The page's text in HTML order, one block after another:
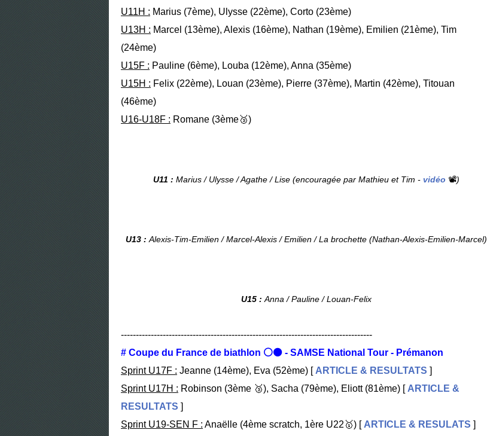
U11H : Marius (7ème), Ulysse (22ème), Corto (23ème)
U13H : Marcel (13ème), Alexis (16ème), Nathan (19ème), Emilien (21ème), Tim
(24ème)
U15F : Pauline (6ème), Louba (12ème), Anna (35ème)
U15H : Felix (22ème), Louan (23ème), Pierre (37ème), Martin (42ème), Titouan
(46ème)
U16-U18F : Romane (3ème🥉)
U11 : Marius / Ulysse / Agathe / Lise (encouragée par Mathieu et Tim - vidéo 📽)
U13 : Alexis-Tim-Emilien / Marcel-Alexis / Emilien / La brochette (Nathan-Alexis-Emilien-Marcel)
U15 : Anna / Pauline / Louan-Felix
------------------------------------------------------------------------------------
# Coupe du France de biathlon ⚪⚫ - SAMSE National Tour - Prémanon
Sprint U17F : Jeanne (14ème), Eva (52ème) [ ARTICLE & RESULTATS ]
Sprint U17H : Robinson (3ème 🥉), Sacha (79ème), Eliott (81ème) [ ARTICLE &
RESULTATS ]
Sprint U19-SEN F : Anaëlle (4ème scratch, 1ère U22🥇) [ ARTICLE & RESULATS ]